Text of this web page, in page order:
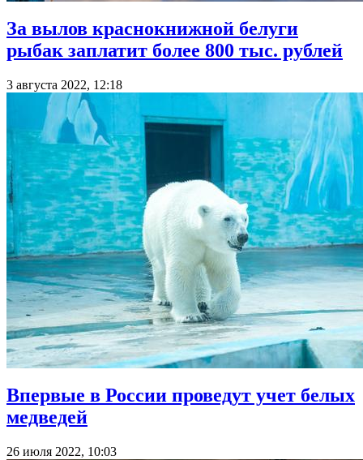
За вылов краснокнижной белуги
рыбак заплатит более 800 тыс. рублей
3 августа 2022, 12:18
Впервые в России проведут учет белых
медведей
26 июля 2022, 10:03